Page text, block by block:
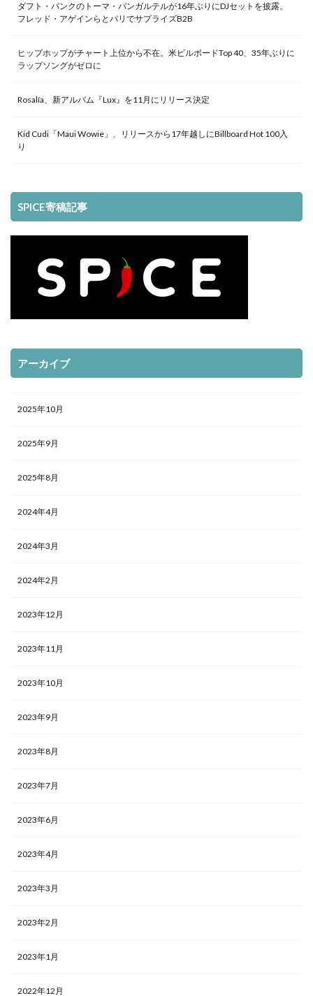
ダフト・パンクのトーマ・バンガルテルが16年ぶりにDJセットを披露。
フレッド・アゲインらとパリでサプライズB2B
ヒップホップがチャート上位から不在。米ビルボードTop 40、35年ぶりに
ラップソングがゼロに
Rosalía、新アルバム『Lux』を11月にリリース決定
Kid Cudi「Maui Wowie」、リリースから17年越しにBillboard Hot 100入
り
SPICE寄稿記事
アーカイブ
2025年10月
2025年9月
2025年8月
2024年4月
2024年3月
2024年2月
2023年12月
2023年11月
2023年10月
2023年9月
2023年8月
2023年7月
2023年6月
2023年4月
2023年3月
2023年2月
2023年1月
2022年12月